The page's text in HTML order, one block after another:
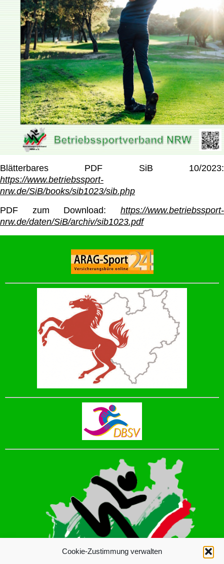
Cookie-Zustimmung verwalten
Blätterbares PDF SiB 10/2023:
https://www.betriebssport-
nrw.de/SiB/books/sib1023/sib.php
PDF zum Download: https://www.betriebssport-
nrw.de/daten/SiB/archiv/sib1023.pdf